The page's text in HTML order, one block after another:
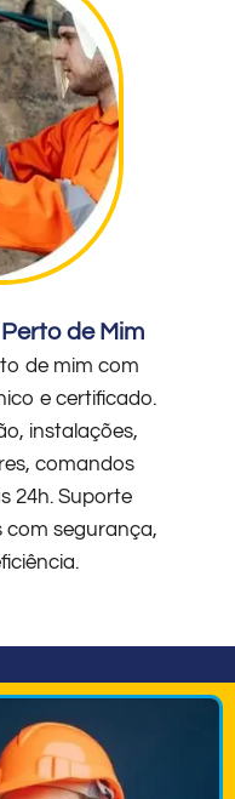
de Mim
de mim com
e certificado.
instalações,
comandos
24h. Suporte
segurança,